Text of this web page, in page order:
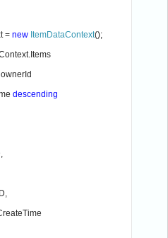
= new ItemDataContext();
descending